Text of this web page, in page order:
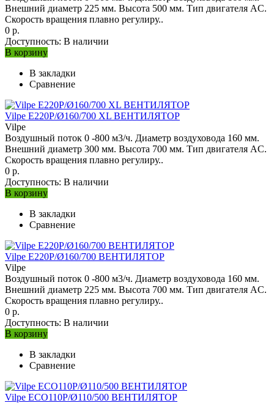
Внешний диаметр 225 мм. Высота 500 мм. Тип двигателя AC.
Скорость вращения плавно регулиру..
0 р.
Доступность: В наличии
В корзину
В закладки
Сравнение
Vilpe E220P/Ø160/700 XL ВЕНТИЛЯТОР
Vilpe
Воздушный поток 0 -800 м3/ч. Диаметр воздуховода 160 мм.
Внешний диаметр 300 мм. Высота 700 мм. Тип двигателя AC.
Скорость вращения плавно регулиру..
0 р.
Доступность: В наличии
В корзину
В закладки
Сравнение
Vilpe E220P/Ø160/700 ВЕНТИЛЯТОР
Vilpe
Воздушный поток 0 -800 м3/ч. Диаметр воздуховода 160 мм.
Внешний диаметр 225 мм. Высота 700 мм. Тип двигателя AC.
Скорость вращения плавно регулиру..
0 р.
Доступность: В наличии
В корзину
В закладки
Сравнение
Vilpe ECO110P/Ø110/500 ВЕНТИЛЯТОР